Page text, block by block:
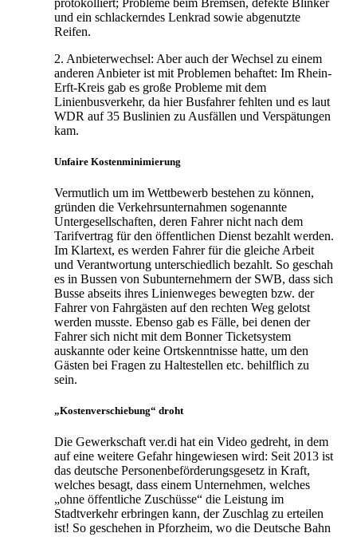
und ein schlackerndes Lenkrad sowie abgenutzte
Reifen.
2. Anbieterwechsel: Aber auch der Wechsel zu einem
anderen Anbieter ist mit Problemen behaftet: Im Rhein-
Erft-Kreis gab es große Probleme mit dem
Linienbusverkehr, da hier Busfahrer fehlten und es laut
WDR auf 35 Buslinien zu Ausfällen und Verspätungen
kam.
Unfaire Kostenminimierung
Vermutlich um im Wettbewerb bestehen zu können,
gründen die Verkehrsunternahmen sogenannte
Untergesellschaften, deren Fahrer nicht nach dem
Tarifvertrag für den öffentlichen Dienst bezahlt werden.
Im Klartext, es werden Fahrer für die gleiche Arbeit
und Verantwortung unterschiedlich bezahlt. So geschah
es in Bussen von Subunternehmern der SWB, dass sich
Busse abseits ihres Linienweges bewegten bzw. der
Fahrer von Fahrgästen auf den rechten Weg gelotst
werden musste. Ebenso gab es Fälle, bei denen der
Fahrer sich nicht mit dem Bonner Ticketsystem
auskannte oder keine Ortskenntnisse hatte, um den
Gästen bei Fragen zu Haltestellen etc. behilflich zu
sein.
„Kostenverschiebung“ droht
Die Gewerkschaft ver.di hat ein Video gedreht, in dem
auf eine weitere Gefahr hingewiesen wird: Seit 2013 ist
das deutsche Personenbeförderungsgesetz in Kraft,
welches besagt, dass einem Unternehmen, welches
„ohne öffentliche Zuschüsse“ die Leistung im
Stadtverkehr erbringen kann, der Zuschlag zu erteilen
ist! So geschehen in Pforzheim, wo die Deutsche Bahn